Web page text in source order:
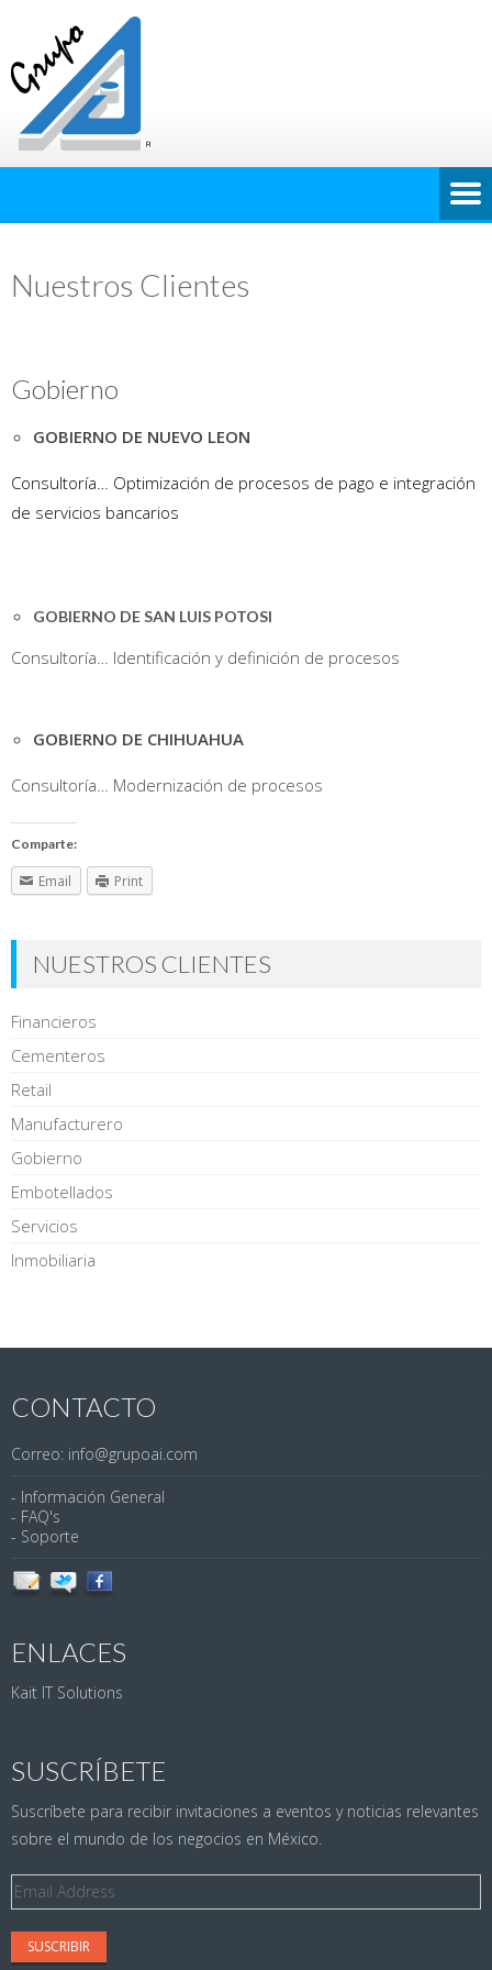
Nuestros Clientes
Gobierno
GOBIERNO DE NUEVO LEON
Consultoría… Optimización de procesos de pago e integración
de servicios bancarios
GOBIERNO DE SAN LUIS POTOSI
Consultoría… Identificación y definición de procesos
GOBIERNO DE CHIHUAHUA
Consultoría… Modernización de procesos
Comparte:
Email Print
NUESTROS CLIENTES
Financieros
Cementeros
Retail
Manufacturero
Gobierno
Embotellados
Servicios
Inmobiliaria
CONTACTO
Correo: info@grupoai.com
- Información General
- FAQ's
- Soporte
ENLACES
Kait IT Solutions
SUSCRÍBETE
Suscríbete para recibir invitaciones a eventos y noticias relevantes
sobre el mundo de los negocios en México.
Email
Address